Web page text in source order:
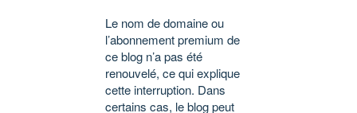
Le nom de domaine ou
l’abonnement premium de
ce blog n’a pas été
renouvelé, ce qui explique
cette interruption. Dans
certains cas, le blog peut